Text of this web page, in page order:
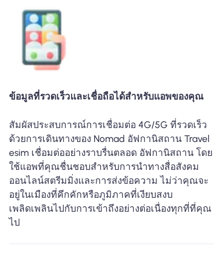
ข้อมูลที่รวดเร็วและเชื่อถือได้สำหรับแอพของคุณ
สัมผัสประสบการณ์การเชื่อมต่อ 4G/5G ที่รวดเร็ว
ด้วยการเดินทางของ Nomad อัฟกานิสถาน Travel
esim เชื่อมต่ออย่างราบรื่นตลอด อัฟกานิสถาน โดย
ใช้แอพที่คุณชื่นชอบสำหรับการนำทางสื่อสังคม
ออนไลน์สตรีมมิ่งและการส่งข้อความ ไม่ว่าคุณจะ
อยู่ในเมืองที่คึกคักหรือภูมิภาคที่เงียบสงบ
เพลิดเพลินไปกับการเข้าถึงอย่างต่อเนื่องทุกที่ที่คุณ
ไป